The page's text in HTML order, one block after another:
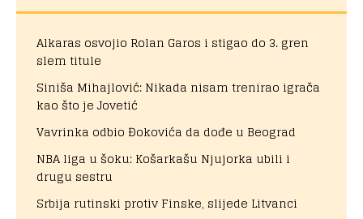
Alkaras osvojio Rolan Garos i stigao do 3. gren
slem titule
Siniša Mihajlović: Nikada nisam trenirao igrača
kao što je Jovetić
Vavrinka odbio Đokovića da dođe u Beograd
NBA liga u šoku: Košarkašu Njujorka ubili i
drugu sestru
Srbija rutinski protiv Finske, slijede Litvanci